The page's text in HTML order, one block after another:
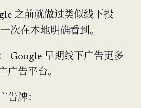
之前就做过类似线下投
次在本地明确看到。
Google 早期线下广告更多
广告平台。
告牌：